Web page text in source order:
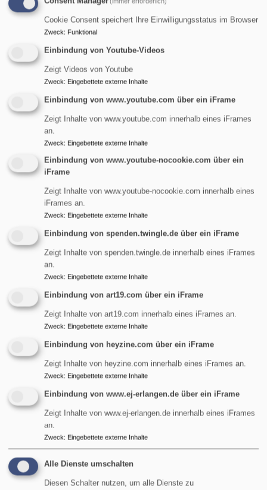
St. Maria Magdalena - Tennenlohe
evangelisch in Tennenlohe und im World Wide Web
Hauptnavigation
Startseite Zukunft
Zukunft
Umwelt- und Klimaschutz
Evangelische Kirchengemeinde St. Maria Magdalena
in Erlangen-Tennenlohe. Gottesdienste, Taufe,
Konfirmation, Hochzeit, Trauer, Kirchenmusik und
vielfältiges Gemeindeleben.
Cookie Consent speichert Ihre Einwilligungsstatus im Browser
Zweck: Funktional
Einbindung von Youtube-Videos
Zeigt Videos von Youtube
Zweck: Eingebettete externe Inhalte
Einbindung von www.youtube.com über ein iFrame
Zeigt Inhalte von www.youtube.com innerhalb eines iFrames
an.
Zweck: Eingebettete externe Inhalte
Einbindung von www.youtube-nocookie.com über ein
iFrame
Zeigt Inhalte von www.youtube-nocookie.com innerhalb eines
iFrames an.
Zweck: Eingebettete externe Inhalte
Einbindung von spenden.twingle.de über ein iFrame
Zeigt Inhalte von spenden.twingle.de innerhalb eines iFrames
an.
Zweck: Eingebettete externe Inhalte
Einbindung von art19.com über ein iFrame
Zeigt Inhalte von art19.com innerhalb eines iFrames an.
Zweck: Eingebettete externe Inhalte
Einbindung von heyzine.com über ein iFrame
Zeigt Inhalte von heyzine.com innerhalb eines iFrames an.
Zweck: Eingebettete externe Inhalte
Einbindung von www.ej-erlangen.de über ein iFrame
Zeigt Inhalte von www.ej-erlangen.de innerhalb eines iFrames
an.
Zweck: Eingebettete externe Inhalte
Alle Dienste umschalten
Diesen Schalter nutzen, um alle Dienste zu